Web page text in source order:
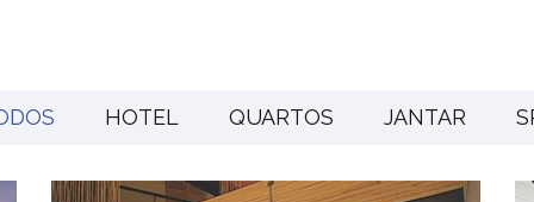
HOTEL QUARTOS JANTAR